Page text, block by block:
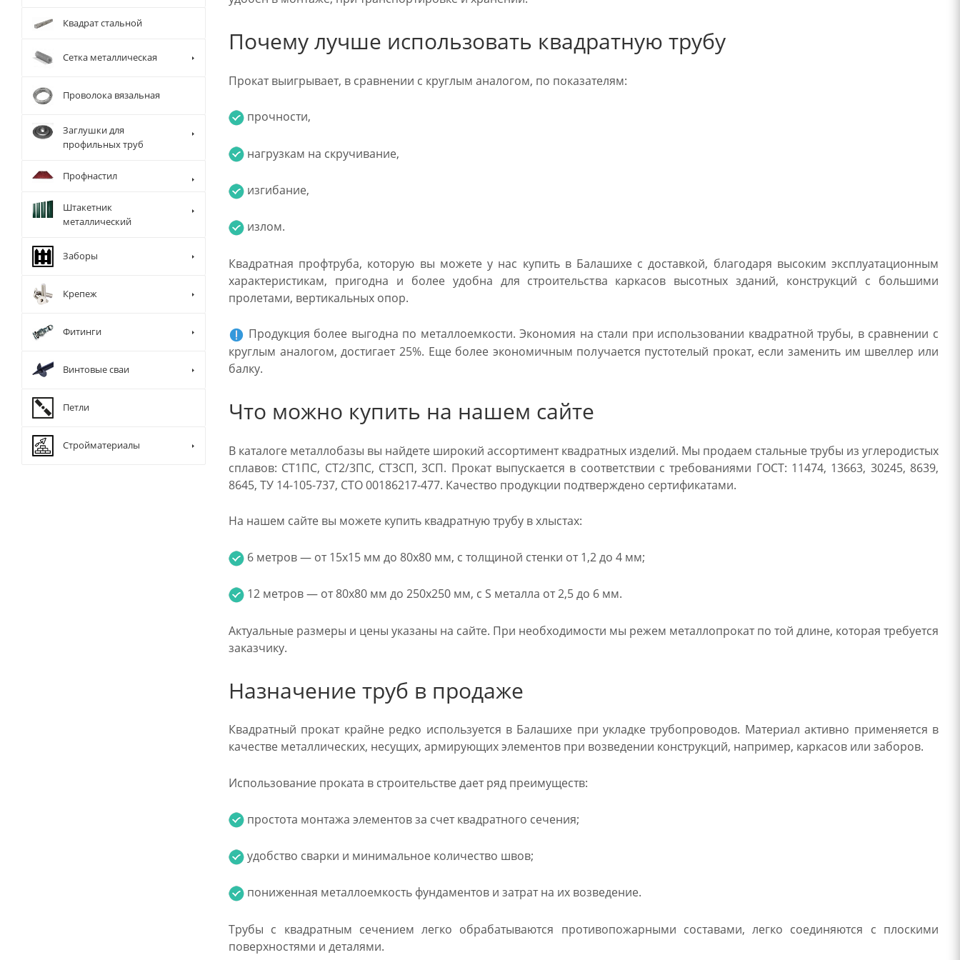
Почему лучше использовать квадратную трубу
Прокат выигрывает, в сравнении с круглым аналогом, по показателям:
прочности,
нагрузкам на скручивание,
изгибание,
излом.
Квадратная профтруба, которую вы можете у нас купить в Балашихе с доставкой, благодаря высоким эксплуатационным
характеристикам, пригодна и более удобна для строительства каркасов высотных зданий, конструкций с большими
пролетами, вертикальных опор.
Продукция более выгодна по металлоемкости. Экономия на стали при использовании квадратной трубы, в сравнении с
круглым аналогом, достигает 25%. Еще более экономичным получается пустотелый прокат, если заменить им швеллер или
балку.
Что можно купить на нашем сайте
В каталоге металлобазы вы найдете широкий ассортимент квадратных изделий. Мы продаем стальные трубы из углеродистых
сплавов: СТ1ПС, СТ2/3ПС, СТ3СП, 3СП. Прокат выпускается в соответствии с требованиями ГОСТ: 11474, 13663, 30245, 8639,
8645, ТУ 14-105-737, СТО 00186217-477. Качество продукции подтверждено сертификатами.
На нашем сайте вы можете купить квадратную трубу в хлыстах:
6 метров — от 15х15 мм до 80х80 мм, с толщиной стенки от 1,2 до 4 мм;
12 метров — от 80х80 мм до 250х250 мм, с S металла от 2,5 до 6 мм.
Актуальные размеры и цены указаны на сайте. При необходимости мы режем металлопрокат по той длине, которая требуется
заказчику.
Назначение труб в продаже
Квадратный прокат крайне редко используется в Балашихе при укладке трубопроводов. Материал активно применяется в
качестве металлических, несущих, армирующих элементов при возведении конструкций, например, каркасов или заборов.
Использование проката в строительстве дает ряд преимуществ:
простота монтажа элементов за счет квадратного сечения;
удобство сварки и минимальное количество швов;
пониженная металлоемкость фундаментов и затрат на их возведение.
Трубы с квадратным сечением легко обрабатываются противопожарными составами, легко соединяются с плоскими
поверхностями и деталями.
Квадрат стальной
Сетка металлическая
Проволока вязальная
Заглушки для
профильных труб
Профнастил
Штакетник
металлический
Заборы
Крепеж
Фитинги
Винтовые сваи
Петли
Стройматериалы